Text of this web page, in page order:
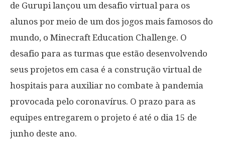
de Gurupi lançou um desafio virtual para os
alunos por meio de um dos jogos mais famosos do
mundo, o Minecraft Education Challenge. O
desafio para as turmas que estão desenvolvendo
seus projetos em casa é a construção virtual de
hospitais para auxiliar no combate à pandemia
provocada pelo coronavírus. O prazo para as
equipes entregarem o projeto é até o dia 15 de
junho deste ano.